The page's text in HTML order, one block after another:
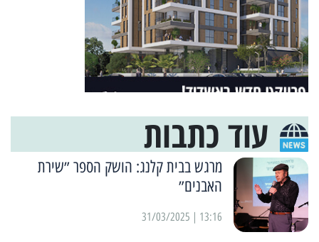
עוד כתבות
מרגש בבית קלנג: הושק הספר ״שירת
האבנים״
13:16 | 31/03/2025